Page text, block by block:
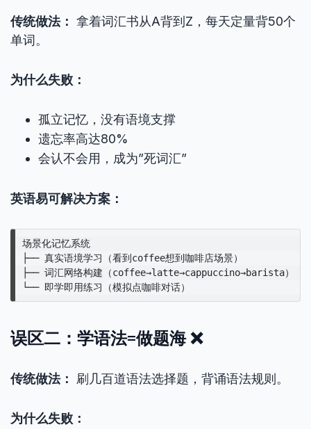
传统做法： 拿着词汇书从A背到Z，每天定量背50个
单词。
为什么失败：
孤立记忆，没有语境支撑
遗忘率高达80%
会认不会用，成为”死词汇”
英语易可解决方案：
场景化记忆系统
├── 真实语境学习（看到coffee想到咖啡店场景）
├── 词汇网络构建（coffee→latte→cappuccino→barista）
误区二：学语法=做题海 ❌
传统做法： 刷几百道语法选择题，背诵语法规则。
为什么失败：